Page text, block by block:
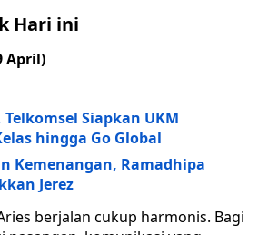
Hari ini
April)
Siapkan UKM
hingga Go Global
Kemenangan, Ramadhipa
Jerez
berjalan cukup harmonis. Bagi